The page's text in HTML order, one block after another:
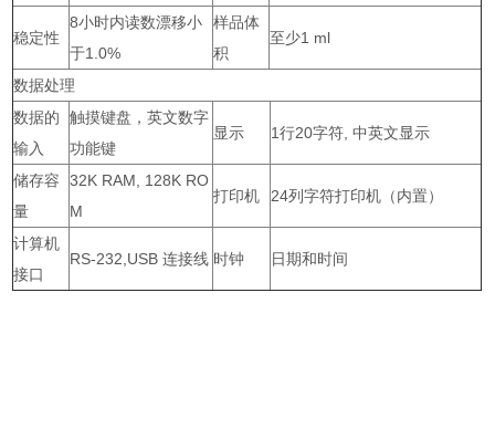
稳定性
8小时内读数漂移小
于1.0%
样品体
积
至少1 ml
数据处理
数据的
输入
触摸键盘，英文数字
功能键
显示 1行20字符, 中英文显示
储存容
量
32K RAM, 128K RO
M
打印机 24列字符打印机（内置）
计算机
接口
RS-232,USB 连接线 时钟 日期和时间